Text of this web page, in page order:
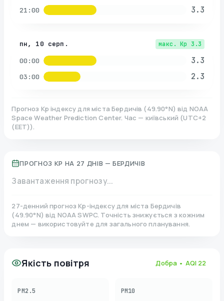
21:00 3.3
пн, 10 серп. макс. Kp 3.3
00:00 3.3
03:00 2.3
Прогноз Kp індексу для міста Бердичів (49.90°N)від NOAA
Space Weather Prediction Center. Час — київський (UTC+2
(EET)).
ПРОГНОЗ KP НА 27 ДНІВ — БЕРДИЧІВ
Завантаження прогнозу...
27-денний прогноз Kp-індексу для міста Бердичів
(49.90°N)від NOAA SWPC. Точність знижується з кожним
днем — використовуйте для загального планування.
Якість повітря Добра • AQI 22
PM2.5 PM10